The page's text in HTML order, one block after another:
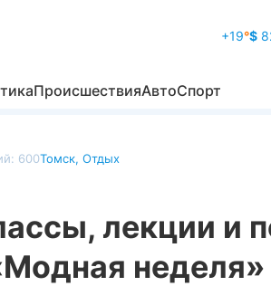
+19°$
ПроисшествияАвтоСпорт
600Томск, Отдых
лекции и
неделя»